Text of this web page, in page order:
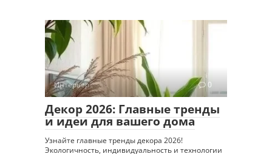
Интерьер 0
Декор 2026: Главные тренды
и идеи для вашего дома
Узнайте главные тренды декора 2026!
Экологичность, индивидуальность и технологии